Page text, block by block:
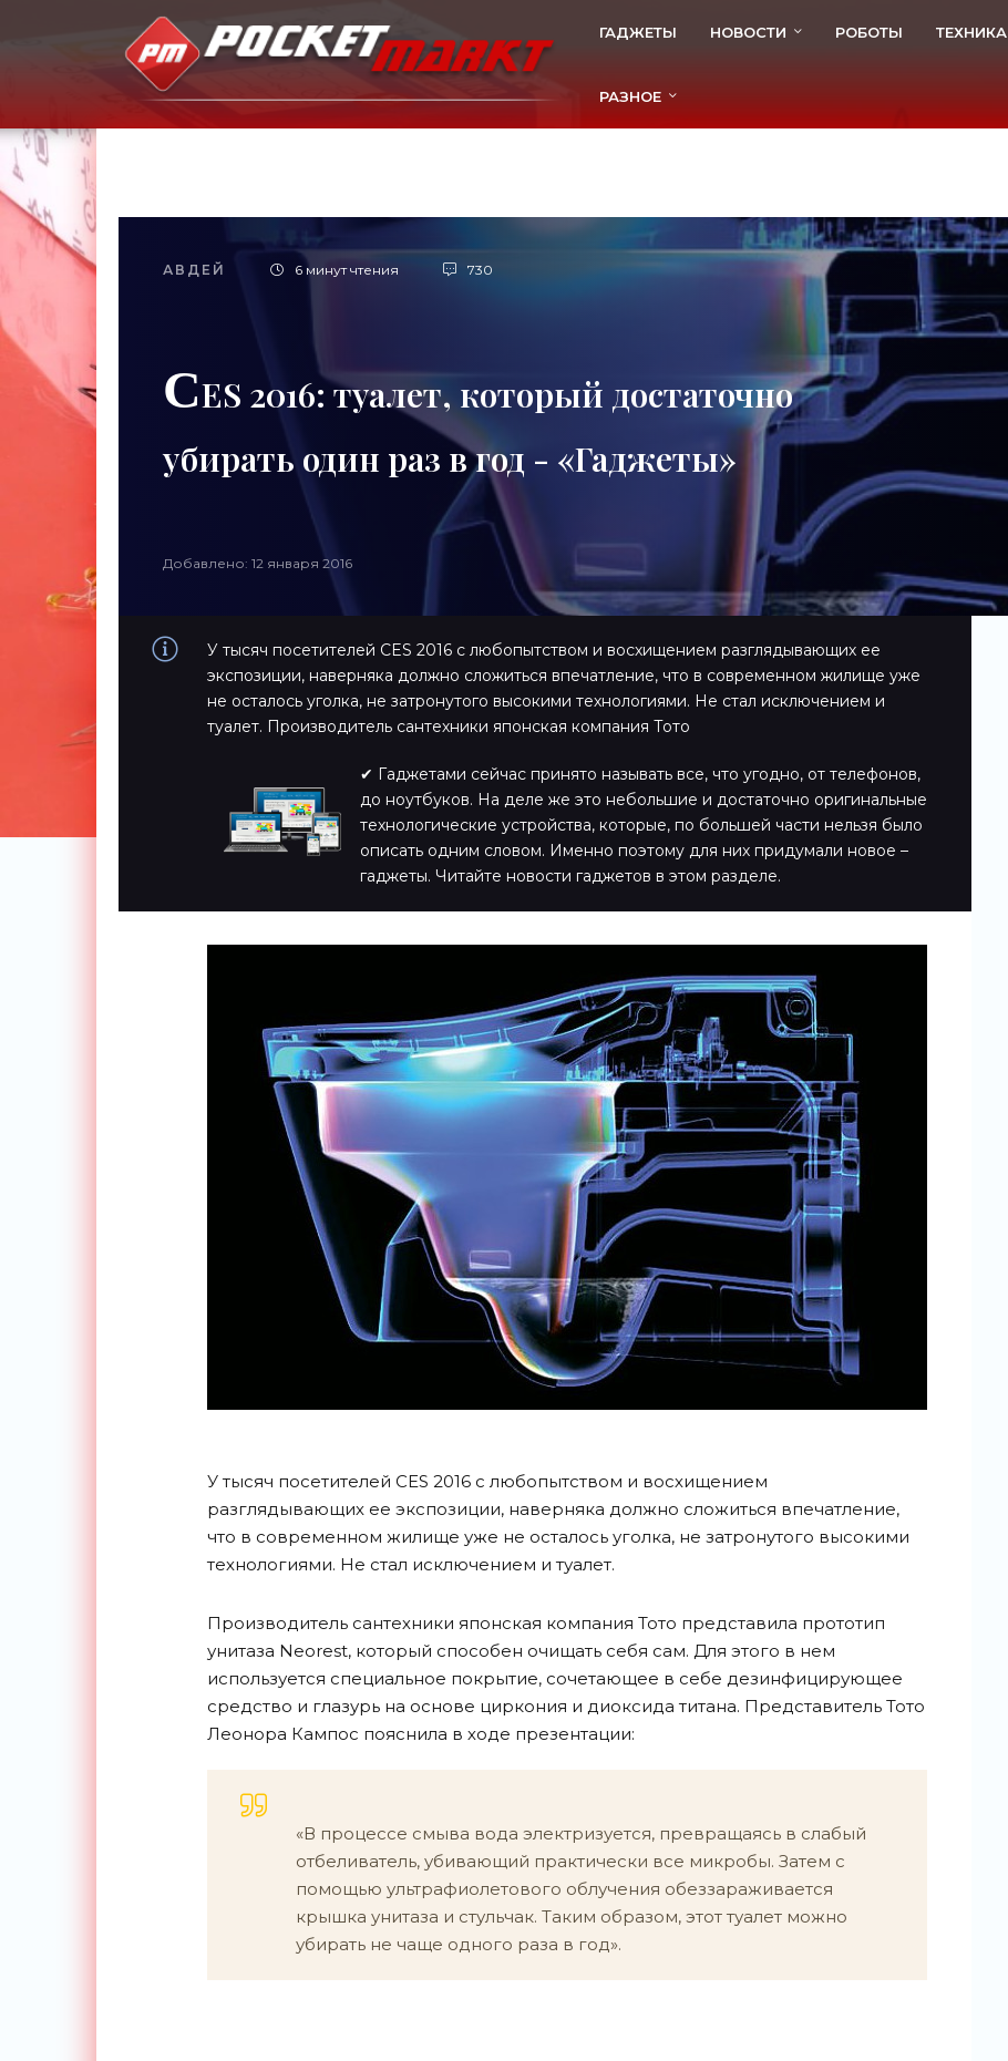
ГАДЖЕТЫ НОВОСТИ РОБОТЫ ТЕХНИКА
РАЗНОЕ
АВДЕЙ 6 минут чтения 730
CES 2016: туалет, который достаточно
убирать один раз в год - «Гаджеты»
Добавлено: 12 января 2016
У тысяч посетителей CES 2016 с любопытством и восхищением разглядывающих ее
экспозиции, наверняка должно сложиться впечатление, что в современном жилище уже
не осталось уголка, не затронутого высокими технологиями. Не стал исключением и
туалет. Производитель сантехники японская компания Тото
✔ Гаджетами сейчас принято называть все, что угодно, от телефонов,
до ноутбуков. На деле же это небольшие и достаточно оригинальные
технологические устройства, которые, по большей части нельзя было
описать одним словом. Именно поэтому для них придумали новое –
гаджеты. Читайте новости гаджетов в этом разделе.
У тысяч посетителей CES 2016 с любопытством и восхищением
разглядывающих ее экспозиции, наверняка должно сложиться впечатление,
что в современном жилище уже не осталось уголка, не затронутого высокими
технологиями. Не стал исключением и туалет.
Производитель сантехники японская компания Тото представила прототип
унитаза Neorest, который способен очищать себя сам. Для этого в нем
используется специальное покрытие, сочетающее в себе дезинфицирующее
средство и глазурь на основе циркония и диоксида титана. Представитель Тото
Леонора Кампос пояснила в ходе презентации:
«В процессе смыва вода электризуется, превращаясь в слабый
отбеливатель, убивающий практически все микробы. Затем с
помощью ультрафиолетового облучения обеззараживается
крышка унитаза и стульчак. Таким образом, этот туалет можно
убирать не чаще одного раза в год».